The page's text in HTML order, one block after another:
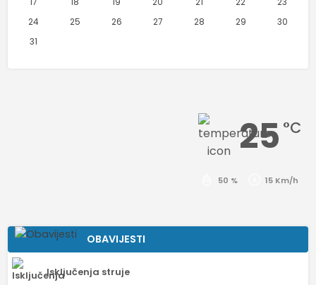
25 °C
50 % 15 Km/h
24
25 26 27 28 29
30
31
OBAVIJESTI
Isključenja struje